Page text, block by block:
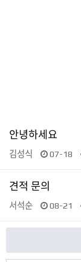
안녕하세요
김성식 07-18
견적 문의
서석순 08-21